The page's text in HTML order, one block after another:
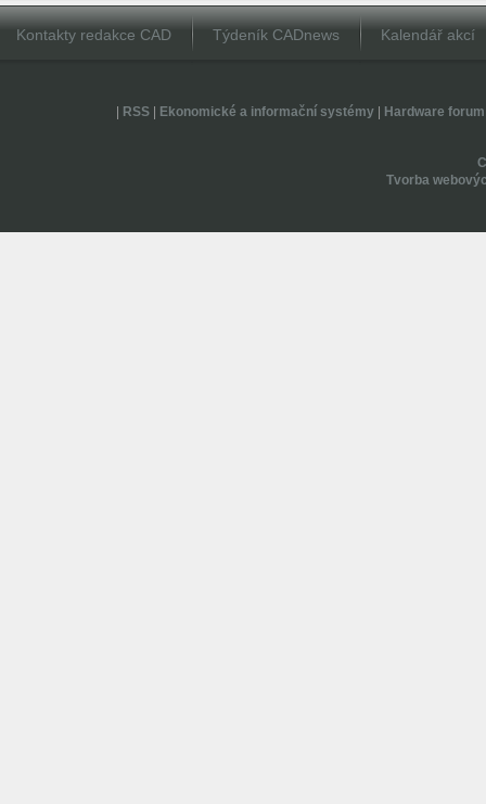
Kontakty redakce CAD Týdeník CADnews Kalendář akcí
RSS| Ekonomické a informační systémy| Hardware forum
Tvorba